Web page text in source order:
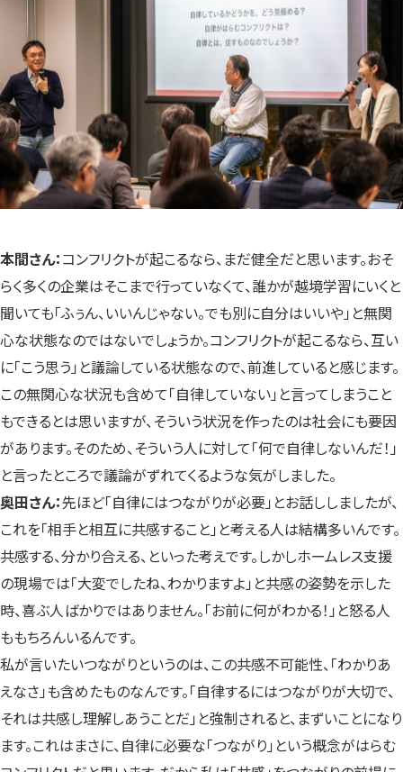
本間さん：コンフリクトが起こるなら、まだ健全だと思います。おそ
らく多くの企業はそこまで行っていなくて、誰かが越境学習にいくと
聞いても「ふぅん、いいんじゃない。でも別に自分はいいや」と無関
心な状態なのではないでしょうか。コンフリクトが起こるなら、互い
に「こう思う」と議論している状態なので、前進していると感じます。
この無関心な状況も含めて「自律していない」と言ってしまうこと
もできるとは思いますが、そういう状況を作ったのは社会にも要因
があります。そのため、そういう人に対して「何で自律しないんだ！」
と言ったところで議論がずれてくるような気がしました。
奥田さん：先ほど「自律にはつながりが必要」とお話ししましたが、
これを「相手と相互に共感すること」と考える人は結構多いんです。
共感する、分かり合える、といった考えです。しかしホームレス支援
の現場では「大変でしたね、わかりますよ」と共感の姿勢を示した
時、喜ぶ人ばかりではありません。「お前に何がわかる！」と怒る人
ももちろんいるんです。
私が言いたいつながりというのは、この共感不可能性、「わかりあ
えなさ」も含めたものなんです。「自律するにはつながりが大切で、
それは共感し理解しあうことだ」と強制されると、まずいことになり
ます。これはまさに、自律に必要な「つながり」という概念がはらむ